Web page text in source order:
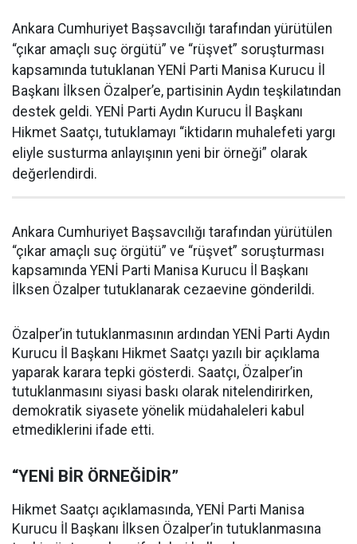
Ankara Cumhuriyet Başsavcılığı tarafından yürütülen
“çıkar amaçlı suç örgütü” ve “rüşvet” soruşturması
kapsamında tutuklanan YENİ Parti Manisa Kurucu İl
Başkanı İlksen Özalper’e, partisinin Aydın teşkilatından
destek geldi. YENİ Parti Aydın Kurucu İl Başkanı
Hikmet Saatçı, tutuklamayı “iktidarın muhalefeti yargı
eliyle susturma anlayışının yeni bir örneği” olarak
değerlendirdi.
Ankara Cumhuriyet Başsavcılığı tarafından yürütülen
“çıkar amaçlı suç örgütü” ve “rüşvet” soruşturması
kapsamında YENİ Parti Manisa Kurucu İl Başkanı
İlksen Özalper tutuklanarak cezaevine gönderildi.
Özalper’in tutuklanmasının ardından YENİ Parti Aydın
Kurucu İl Başkanı Hikmet Saatçı yazılı bir açıklama
yaparak karara tepki gösterdi. Saatçı, Özalper’in
tutuklanmasını siyasi baskı olarak nitelendirirken,
demokratik siyasete yönelik müdahaleleri kabul
etmediklerini ifade etti.
“YENİ BİR ÖRNEĞİDİR”
Hikmet Saatçı açıklamasında, YENİ Parti Manisa
Kurucu İl Başkanı İlksen Özalper’in tutuklanmasına